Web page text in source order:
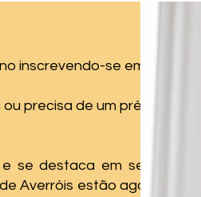
inscrevendo-se em
precisa de um pré-
se destaca em seus
Averróis estão agora